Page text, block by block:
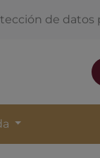
de datos